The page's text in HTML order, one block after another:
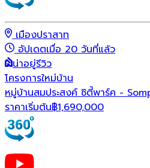
เมืองปราสาท
อัปเดตเมื่อ 20 วันที่แล้ว
น่าอยู่รีวิว
โครงการใหม่บ้าน
หมู่บ้านสมประสงค์ ซิตี้พาร์ค -
ราคาเริ่มต้น฿1,690,000